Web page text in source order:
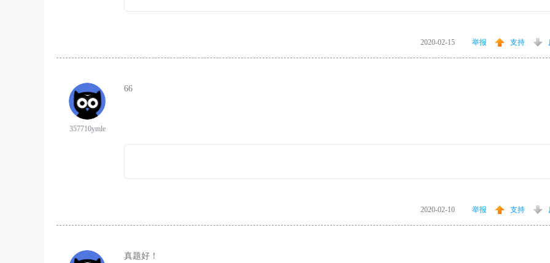
2020-02-15 举报 支持
357710ymle
66
2020-02-10 举报 支持
真题好！